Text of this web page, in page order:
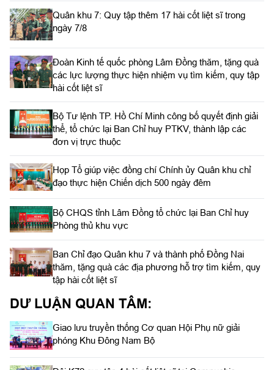
Quân khu 7: Quy tập thêm 17 hài cốt liệt sĩ trong
ngày 7/8
Đoàn Kinh tế quốc phòng Lâm Đồng thăm, tặng quà
các lực lượng thực hiện nhiệm vụ tìm kiếm, quy tập
hài cốt liệt sĩ
Bộ Tư lệnh TP. Hồ Chí Minh công bố quyết định giải
thể, tổ chức lại Ban Chỉ huy PTKV, thành lập các
đơn vị trực thuộc
Họp Tổ giúp việc đồng chí Chính ủy Quân khu chỉ
đạo thực hiện Chiến dịch 500 ngày đêm
Bộ CHQS tỉnh Lâm Đồng tổ chức lại Ban Chỉ huy
Phòng thủ khu vực
Ban Chỉ đạo Quân khu 7 và thành phố Đồng Nai
thăm, tặng quà các địa phương hỗ trợ tìm kiếm, quy
tập hài cốt liệt sĩ
DƯ LUẬN QUAN TÂM:
Giao lưu truyền thống Cơ quan Hội Phụ nữ giải
phóng Khu Đông Nam Bộ